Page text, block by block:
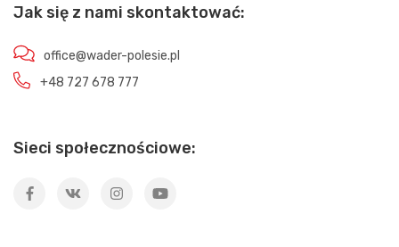
Jak się z nami skontaktować:
office@wader-polesie.pl
+48 727 678 777
Sieci społecznościowe: